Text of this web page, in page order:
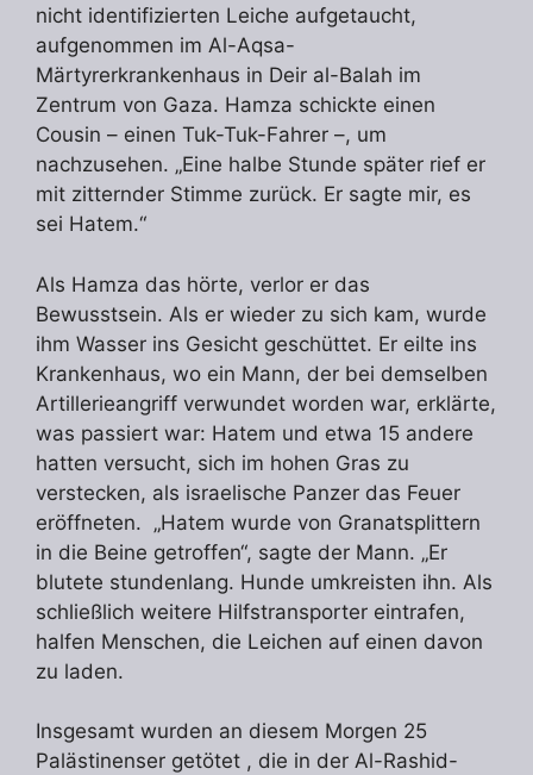
nicht identifizierten Leiche aufgetaucht,
aufgenommen im Al-Aqsa-
Märtyrerkrankenhaus in Deir al-Balah im
Zentrum von Gaza. Hamza schickte einen
Cousin – einen Tuk-Tuk-Fahrer –, um
nachzusehen. „Eine halbe Stunde später rief er
mit zitternder Stimme zurück. Er sagte mir, es
sei Hatem.“
Als Hamza das hörte, verlor er das
Bewusstsein. Als er wieder zu sich kam, wurde
ihm Wasser ins Gesicht geschüttet. Er eilte ins
Krankenhaus, wo ein Mann, der bei demselben
Artillerieangriff verwundet worden war, erklärte,
was passiert war: Hatem und etwa 15 andere
hatten versucht, sich im hohen Gras zu
verstecken, als israelische Panzer das Feuer
eröffneten. „Hatem wurde von Granatsplittern
in die Beine getroffen“, sagte der Mann. „Er
blutete stundenlang. Hunde umkreisten ihn. Als
schließlich weitere Hilfstransporter eintrafen,
halfen Menschen, die Leichen auf einen davon
zu laden.
Insgesamt wurden an diesem Morgen 25
Palästinenser getötet , die in der Al-Rashid-